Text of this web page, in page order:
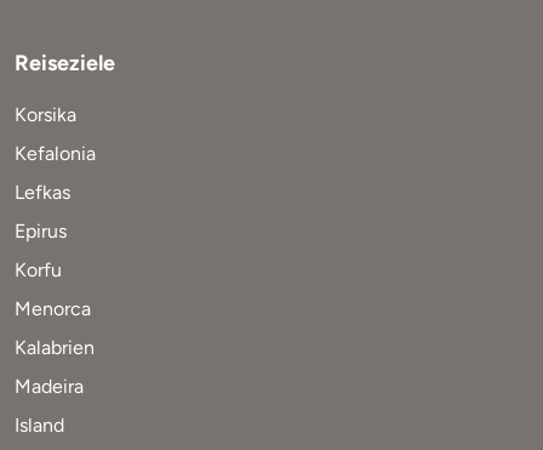
Reiseziele
Korsika
Kefalonia
Lefkas
Epirus
Korfu
Menorca
Kalabrien
Madeira
Island